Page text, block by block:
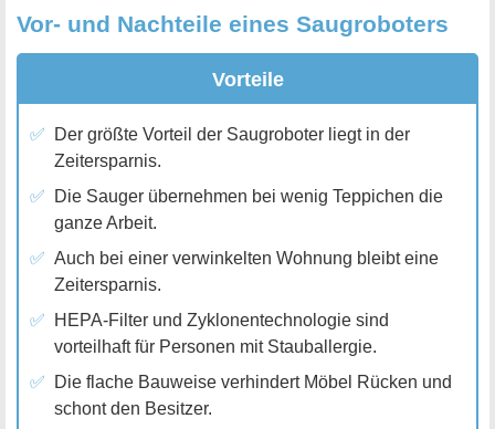
Vor- und Nachteile eines Saugroboters
Vorteile
Der größte Vorteil der Saugroboter liegt in der
Zeitersparnis.
Die Sauger übernehmen bei wenig Teppichen die
ganze Arbeit.
Auch bei einer verwinkelten Wohnung bleibt eine
Zeitersparnis.
HEPA-Filter und Zyklonentechnologie sind
vorteilhaft für Personen mit Stauballergie.
Die flache Bauweise verhindert Möbel Rücken und
schont den Besitzer.